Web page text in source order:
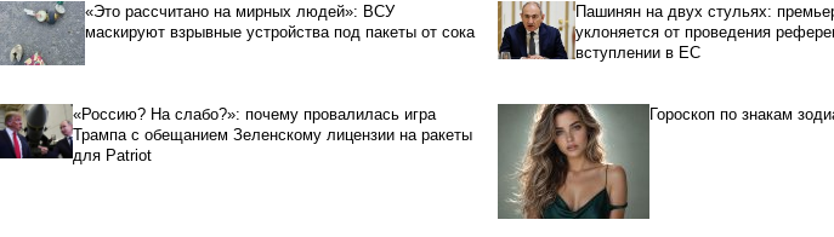
«Это рассчитано на мирных людей»: ВСУ
маскируют взрывные устройства под пакеты от сока
Пашинян на двух стульях:
уклоняется от проведения
вступлении в ЕС
«Россию? На слабо?»: почему провалилась игра
Трампа с обещанием Зеленскому лицензии на ракеты
для Patriot
Гороскоп по знакам